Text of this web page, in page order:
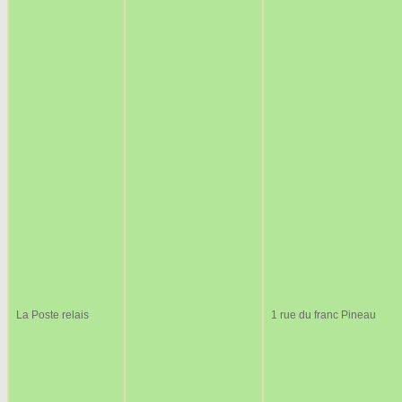
La Poste relais 1 rue du franc Pineau